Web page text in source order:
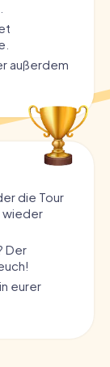
außerdem
die Tour
wieder
Der
eurer